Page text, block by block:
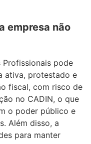
empresa não
Profissionais pode
ativa, protestado e
fiscal, com risco de
no CADIN, o que
o poder público e
Além disso, a
para manter